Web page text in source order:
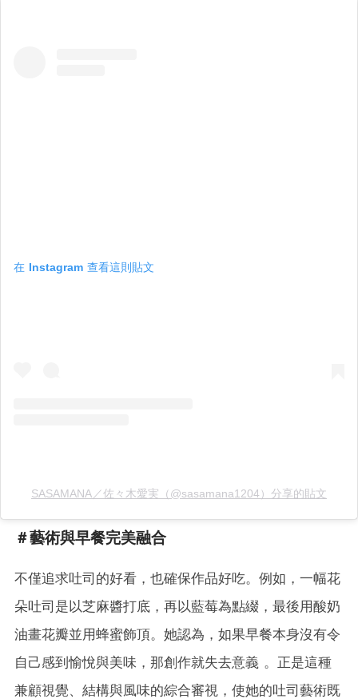
在 Instagram 查看這則貼文
SASAMANA／佐々木愛実（@sasamana1204）分享的貼文
＃藝術與早餐完美融合
不僅追求吐司的好看，也確保作品好吃。例如，一幅花
朵吐司是以芝麻醬打底，再以藍莓為點綴，最後用酸奶
油畫花瓣並用蜂蜜飾頂。她認為，如果早餐本身沒有令
自己感到愉悅與美味，那創作就失去意義 。正是這種
兼顧視覺、結構與風味的綜合審視，使她的吐司藝術既